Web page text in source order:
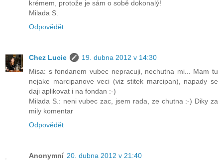
krémem, protože je sám o sobě dokonalý!
Milada S.
Odpovědět
Chez Lucie
19. dubna 2012 v 14:30
Misa: s fondanem vubec nepracuji, nechutna mi... Mam tu
nejake marcipanove veci (viz stitek marcipan), napady se
daji aplikovat i na fondan :-)
Milada S.: neni vubec zac, jsem rada, ze chutna :-) Diky za
mily komentar
Odpovědět
Anonymní 20. dubna 2012 v 21:40